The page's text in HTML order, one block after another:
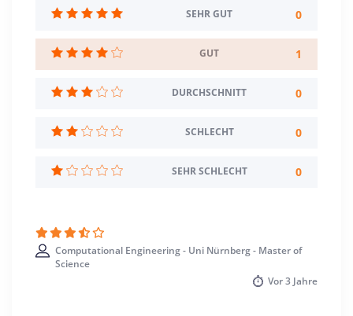
Mindestnote: 2,5
Sprache: Englisch
Creditpoints
120
4 Semester
Sprache
Englisch
Sommer- u. Wintersemester
SEHR GUT 0
GUT 1
DURCHSCHNITT 0
SCHLECHT 0
SEHR SCHLECHT 0
Computational Engineering - Uni Nürnberg - Master of
Science
Vor3 Jahre